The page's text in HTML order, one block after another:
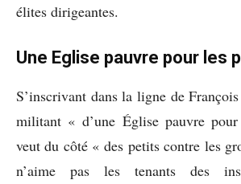
élites dirigeantes.
Une Eglise pauvre pour les
S’inscrivant dans la ligne de François
militant « d’une Église pauvre
veut du côté « des petits contre les
n’aime pas les tenants des